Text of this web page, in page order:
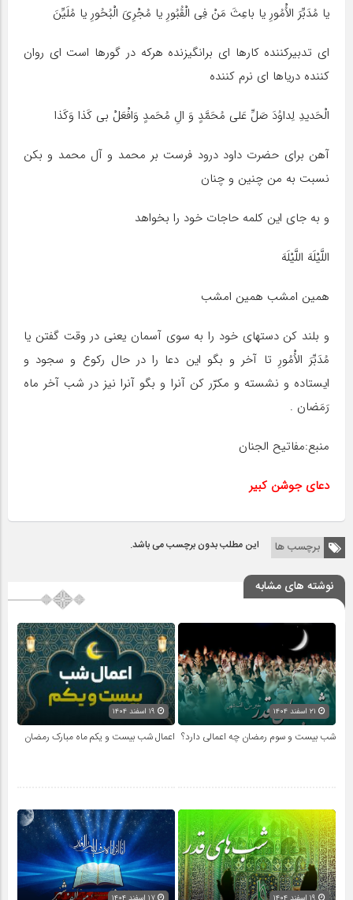
یا مُدَبِّرَ الاُْمُورِ یا باعِثَ مَنْ فِى الْقُبُورِ یا مُجْرِىَ الْبُحُورِ یا مُلَیِّنَ
اى تدبیرکننده کارها اى برانگیزنده هرکه در گورها است اى روان
کننده دریاها اى نرم کننده
الْحَدیدِ لِداوُدَ صَلِّ عَلى مُحَمَّدٍ وَ الِ مُحَمدٍ وَافْعَلْ بى کَذا وَکَذا
آهن براى حضرت داود درود فرست بر محمد و آل محمد و بکن
نسبت به من چنین و چنان
و به جاى این کلمه حاجات خود را بخواهد
اللَّیْلَهَ اللَّیْلَهَ
همین امشب همین امشب
و بلند کن دستهاى خود را به سوى آسمان یعنى در وقت گفتن یا
مُدَبِّرَ الاُْمُورِ تا آخر و بگو این دعا را در حال رکوع و سجود و
ایستاده و نشسته و مکرّر کن آنرا و بگو آنرا نیز در شب آخر ماه
رَمَضان .
منبع:مفاتیح الجنان
دعای جوشن کبیر
برچسب ها این مطلب بدون برچسب می باشد.
نوشته های مشابه
شب بیست و سوم رمضان چه اعمالی دارد؟ اعمال شب بیست و یکم ماه مبارک رمضان